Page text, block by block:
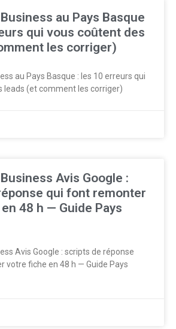
au Pays Basque
qui vous coûtent des
les corriger)
au Pays Basque : les 10 erreurs qui
leads (et comment les corriger)
Avis Google :
qui font remonter
48 h — Guide Pays
Avis Google : scripts de réponse
votre fiche en 48 h — Guide Pays